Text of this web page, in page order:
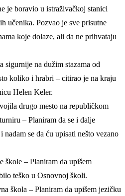
je boravio u istraživačkoj stanici
učenika. Pozvao je sve prisutne
koje dolaze, ali da ne prihvataju
sigurnije na dužim stazama od
koliko i hrabri – citirao je na kraju
Helen Keler.
drugo mesto na republičkom
– Planiram da se i dalje
se da ću upisati nešto vezano
škole – Planiram da upišem
teško u Osnovnoj školi.
škola – Planiram da upišem jezičku